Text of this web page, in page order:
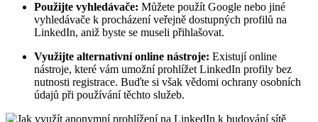
Použijte vyhledávače: Můžete použít Google nebo jiné
vyhledávače k procházení veřejně dostupných profilů na
LinkedIn, aniž byste se museli přihlašovat.
Využijte alternativní online nástroje: Existují online
nástroje, které vám umožní prohlížet LinkedIn profily bez
nutnosti registrace. Buďte si však vědomi ochrany osobních
údajů při používání těchto služeb.